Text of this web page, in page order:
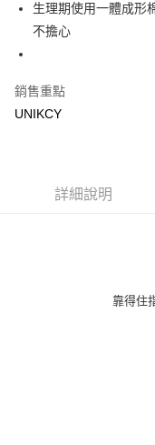
Apple Pay
悠遊付
Google Pay
7-11取貨付款［需3-5個
宅配［需2-3個工作天不
生理期使用一體成形
不擔心
銷售重點
UNIKCY
詳細說明
靠得住